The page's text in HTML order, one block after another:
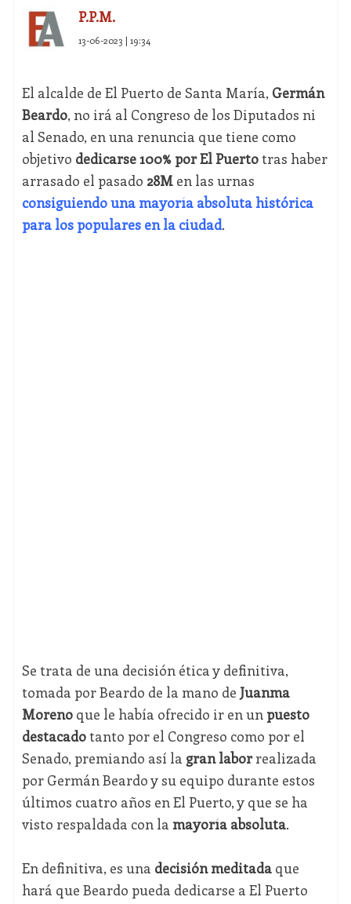
P.P.M.
13-06-2023 | 19:34
El alcalde de El Puerto de Santa María, Germán
Beardo, no irá al Congreso de los Diputados ni
al Senado, en una renuncia que tiene como
objetivo dedicarse 100% por El Puertotras haber
arrasado el pasado 28Men las urnas
consiguiendo una mayoría absoluta histórica
para los populares en la ciudad.
Se trata de una decisión ética y definitiva,
tomada por Beardo de la mano de Juanma
Morenoque le había ofrecido ir en un puesto
destacadotanto por el Congreso como por el
Senado, premiando así la gran laborrealizada
por Germán Beardo y su equipo durante estos
últimos cuatro años en El Puerto, y que se ha
visto respaldada con la mayoría absoluta.
En definitiva, es una decisión meditadaque
hará que Beardo pueda dedicarse a El Puerto